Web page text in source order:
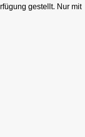
gestellt. Nur mit